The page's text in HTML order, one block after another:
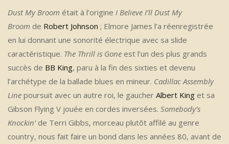
Dust My Broom était à l’origine I Believe I’ll Dust My
Broom de Robert Johnson ; Elmore James l’a réenregistrée
en lui donnant une sonorité électrique avec sa slide
caractéristique. The Thrill is Gone est l’un des plus grands
succès de BB King, paru à la fin des sixties et devenu
l’archétype de la ballade blues en mineur. Cadillac Assembly
Line poursuit avec un autre roi, le gaucher Albert King et sa
Gibson Flying V jouée en cordes inversées. Somebody’s
Knockin’de Terri Gibbs, morceau plutôt affilé au genre
country, nous fait faire un bond dans les années 80, avant de